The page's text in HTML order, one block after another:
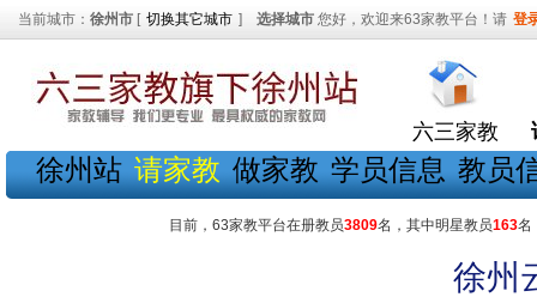
当前城市： 徐州市 [ 切换其它城市 ] 选择城市 您好，欢迎来63家教平台！请 登
六三家教
徐州站 请家教 做家教 学员信息 教员
目前，63家教平台在册教员3809名，其中明星教员163名
徐州